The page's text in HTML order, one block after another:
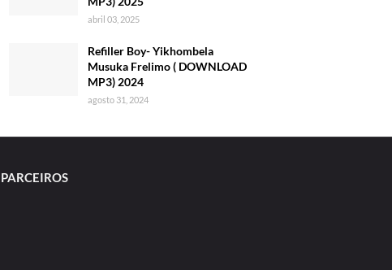
abril 03, 2025
Refiller Boy- Yikhombela
Musuka Frelimo ( DOWNLOAD
MP3) 2024
agosto 31, 2024
PARCEIROS